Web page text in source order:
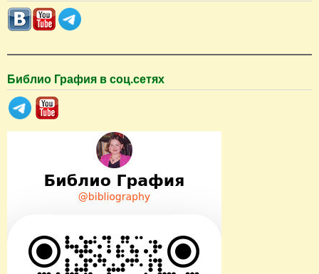
с
к
Библио Графия в соц.сетях